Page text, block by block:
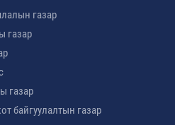
газар
газар
газар
байгуулалтын газар